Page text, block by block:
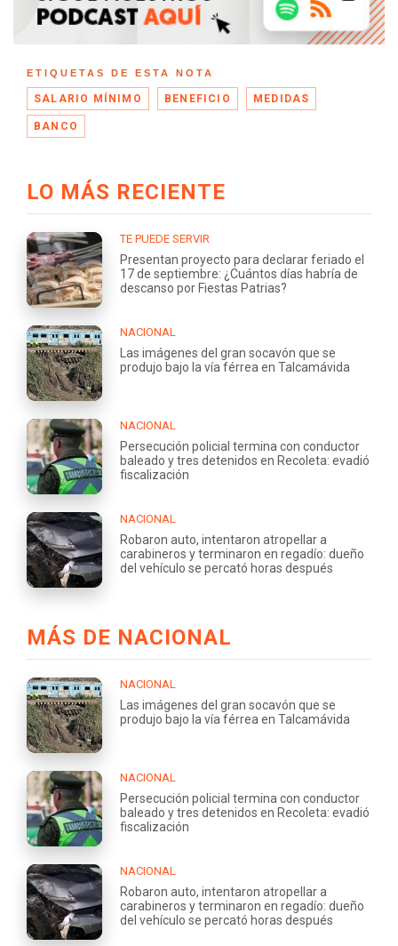
ETIQUETAS DE ESTA NOTA
SALARIO MÍNIMO BENEFICIO MEDIDAS
BANCO
LO MÁS RECIENTE
TE PUEDE SERVIR
Presentan proyecto para declarar feriado el
17 de septiembre: ¿Cuántos días habría de
descanso por Fiestas Patrias?
NACIONAL
Las imágenes del gran socavón que se
produjo bajo la vía férrea en Talcamávida
NACIONAL
Persecución policial termina con conductor
baleado y tres detenidos en Recoleta: evadió
fiscalización
NACIONAL
Robaron auto, intentaron atropellar a
carabineros y terminaron en regadío: dueño
del vehículo se percató horas después
MÁS DE NACIONAL
NACIONAL
Las imágenes del gran socavón que se
produjo bajo la vía férrea en Talcamávida
NACIONAL
Persecución policial termina con conductor
baleado y tres detenidos en Recoleta: evadió
fiscalización
NACIONAL
Robaron auto, intentaron atropellar a
carabineros y terminaron en regadío: dueño
del vehículo se percató horas después